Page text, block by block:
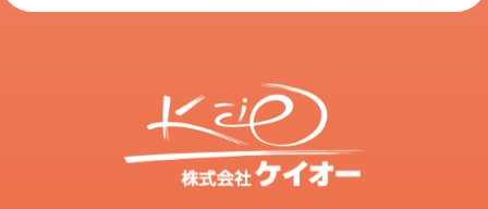
ヌバック調PUレザーを使用した高
級感のあるヴィンテージミニ財布
す。必要最低限のものをしっかり分
けて収納できますので、キャッシュ